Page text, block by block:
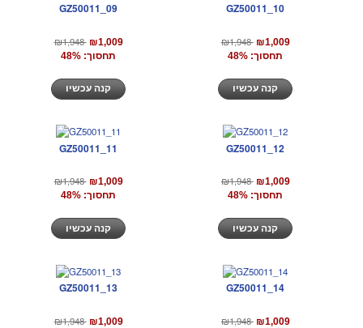
GZ50011_09
₪1,948 ₪1,009
תחסוך: 48%
GZ50011_10
₪1,948 ₪1,009
תחסוך: 48%
GZ50011_11
₪1,948 ₪1,009
תחסוך: 48%
GZ50011_12
₪1,948 ₪1,009
תחסוך: 48%
GZ50011_13
₪1,948 ₪1,009
GZ50011_14
₪1,948 ₪1,009